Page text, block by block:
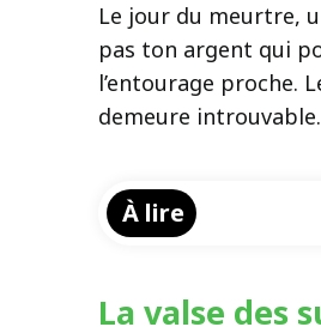
Le jour du meurtre,
pas ton argent qui
l’entourage proche.
demeure introuvable.
À lire
La valse des